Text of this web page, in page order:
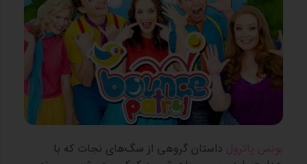
بونس پاترول داستان گروهی از سگ‌های نجات که با